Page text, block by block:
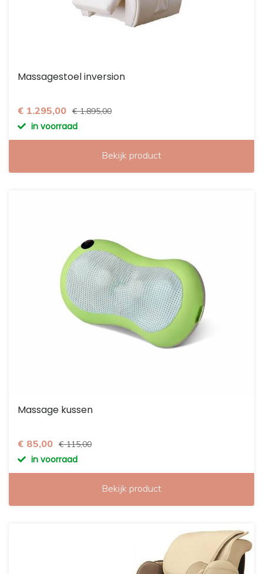
Massagestoel inversion
€ 1.295,00 € 1.895,00
in voorraad
Bekijk product
Massage kussen
€ 85,00 € 115,00
in voorraad
Bekijk product